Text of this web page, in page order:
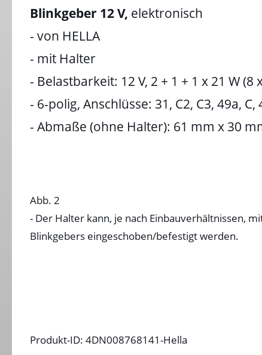
Blinkgeber 12 V, elektronisch
- von HELLA
- mit Halter
- Belastbarkeit: 12 V, 2 + 1 + 1 x 21 W (8
- 6-polig, Anschlüsse: 31, C2, C3, 49a, C,
- Abmaße (ohne Halter): 61 mm x 30
Abb. 2
- Der Halter kann, je nach Einbauverhältnissen,
Blinkgebers eingeschoben/befestigt werden.
Produkt-ID: 4DN008768141-Hella